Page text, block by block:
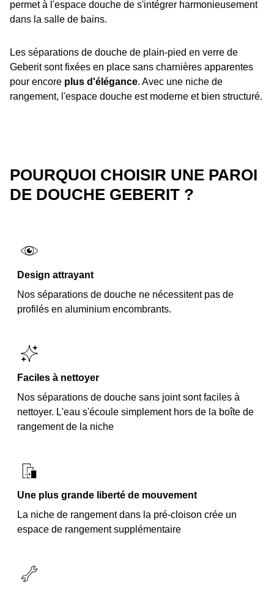
permet à l'espace douche de s'intégrer harmonieusement
dans la salle de bains.
Les séparations de douche de plain-pied en verre de
Geberit sont fixées en place sans charnières apparentes
pour encore plus d'élégance. Avec une niche de
rangement, l'espace douche est moderne et bien structuré.
POURQUOI CHOISIR UNE PAROI
DE DOUCHE GEBERIT ?
Design attrayant
Nos séparations de douche ne nécessitent pas de
profilés en aluminium encombrants.
Faciles à nettoyer
Nos séparations de douche sans joint sont faciles à
nettoyer. L'eau s'écoule simplement hors de la boîte de
rangement de la niche
Une plus grande liberté de mouvement
La niche de rangement dans la pré-cloison crée un
espace de rangement supplémentaire